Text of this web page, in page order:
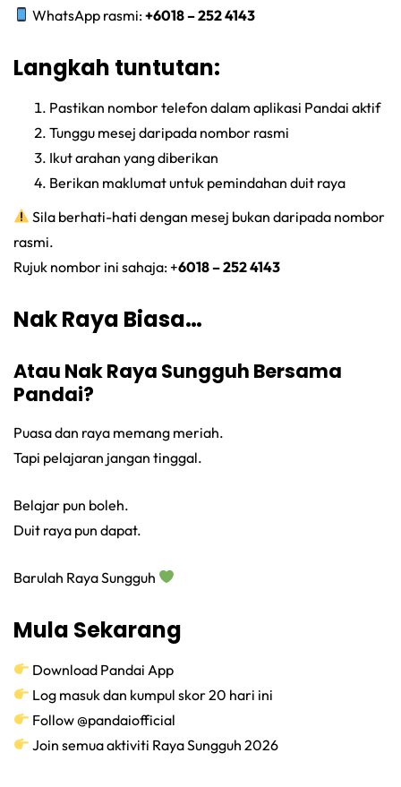
WhatsApp rasmi:+6018 – 252 4143
Langkah tuntutan:
Pastikan nombor telefon dalam aplikasi Pandai aktif
Tunggu mesej daripada nombor rasmi
Ikut arahan yang diberikan
Berikan maklumat untuk pemindahan duit raya
Sila berhati-hati dengan mesej bukan daripada nombor
rasmi.
Rujuk nombor ini sahaja: +6018 – 252 4143
Nak Raya Biasa…
Atau Nak Raya Sungguh Bersama
Pandai?
Puasa dan raya memang meriah.
Tapi pelajaran jangan tinggal.
Belajar pun boleh.
Duit raya pun dapat.
Barulah Raya Sungguh
Mula Sekarang
Download Pandai App
Log masuk dan kumpul skor 20 hari ini
Follow @pandaiofficial
Join semua aktiviti Raya Sungguh 2026